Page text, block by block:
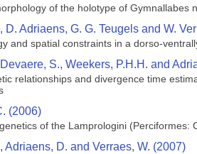
of the holotype of Gymnallabes
D. Adriaens, G. G. Teugels and W.
and spatial constraints in a dorso-
S., Weekers, P.H.H. and
relationships and divergence time
(2006)
of the Lamprologini (Perciformes:
Adriaens, D. and Verraes, W. (2007)